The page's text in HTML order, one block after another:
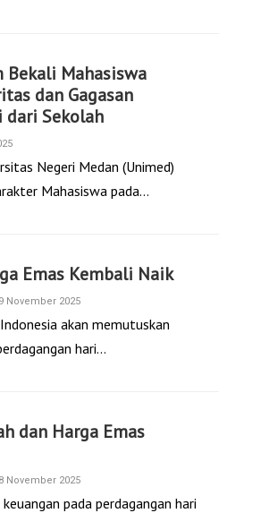
Bekali Mahasiswa
dan Gagasan
dari Sekolah
Negeri Medan (Unimed)
Mahasiswa pada…
Emas Kembali Naik
November 2025
akan memutuskan
hari…
dan Harga Emas
November 2025
pada perdagangan hari